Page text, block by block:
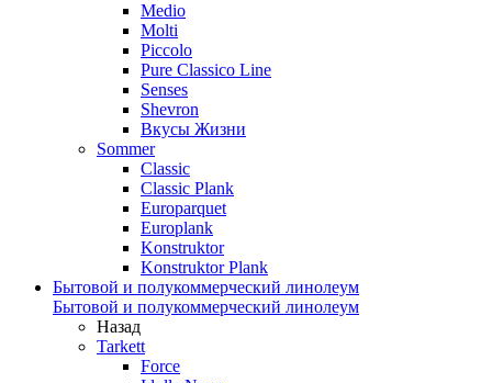
Medio
Molti
Piccolo
Pure Classico Line
Senses
Shevron
Вкусы Жизни
Sommer
Classic
Classic Plank
Europarquet
Europlank
Konstruktor
Konstruktor Plank
Бытовой и полукоммерческий линолеум
Бытовой и полукоммерческий линолеум
Назад
Tarkett
Force